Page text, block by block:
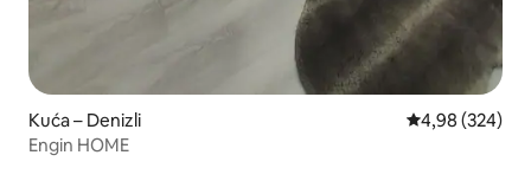
Kuća – Denizli Prosječna
4,98 (324)
Engin HOME